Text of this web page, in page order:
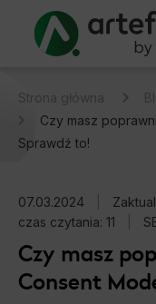
Strona główna
Czy masz
Sprawdź to!
07.03.2024
czas czytania: 11
Czy masz
Consent